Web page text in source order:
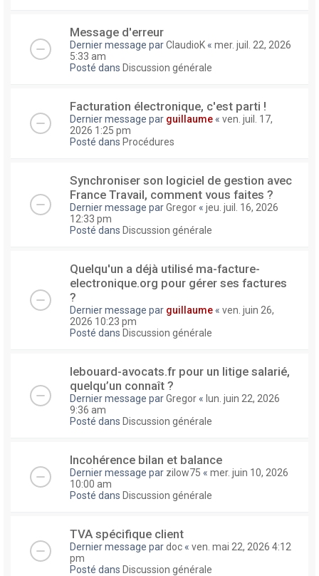
Message d'erreur
Dernier message parClaudioK « mer. juil. 22, 2026
5:33 am
Posté dans Discussion générale
Facturation électronique, c'est parti !
Dernier message par guillaume « ven. juil. 17,
2026 1:25 pm
Posté dans Procédures
Synchroniser son logiciel de gestion avec
France Travail, comment vous faites ?
Dernier message parGregor « jeu. juil. 16, 2026
12:33 pm
Posté dans Discussion générale
Quelqu'un a déjà utilisé ma-facture-
electronique.org pour gérer ses factures
?
Dernier message par guillaume « ven. juin 26,
2026 10:23 pm
Posté dans Discussion générale
lebouard-avocats.fr pour un litige salarié,
quelqu’un connaît ?
Dernier message parGregor « lun. juin 22, 2026
9:36 am
Posté dans Discussion générale
Incohérence bilan et balance
Dernier message par zilow75 « mer. juin 10, 2026
10:00 am
Posté dans Discussion générale
TVA spécifique client
Dernier message pardoc « ven. mai 22, 2026 4:12
pm
Posté dans Discussion générale